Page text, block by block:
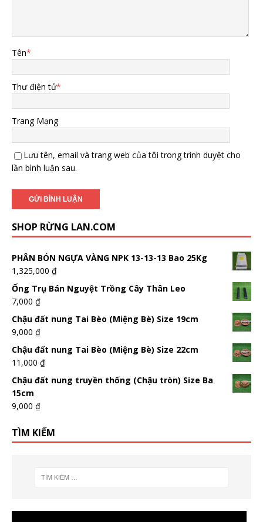
Tên*
Thư điện tử*
Trang Mạng
Lưu tên, email và trang web của tôi trong trình duyệt cho
lần bình luận sau.
SHOP RỪNG LAN.COM
PHÂN BÓN NGỰA VÀNG NPK 13-13-13 Bao 25Kg
1,325,000 ₫
Ống Trụ Bán Nguyệt Trồng Cây Thân Leo
7,000 ₫
Chậu đất nung Tai Bèo (Miệng Bè) Size 19cm
9,000 ₫
Chậu đất nung Tai Bèo (Miệng Bè) Size 22cm
11,000 ₫
Chậu đất nung truyền thống (Chậu tròn) Size Ba
15cm
9,000 ₫
TÌM KIẾM